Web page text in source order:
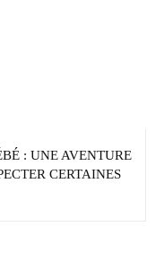
: UNE AVENTURE
CERTAINES